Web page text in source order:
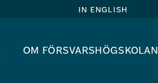
in english
om försvarshögskolan